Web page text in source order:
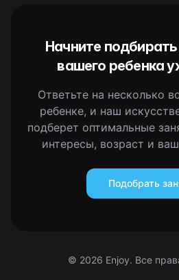
Начните
вашего ребенка
Ответьте на несколько
ребенке, и наш
подберет оптимальные
интересы, возраст и
Подобрать
© 2026 Enjoy. Все